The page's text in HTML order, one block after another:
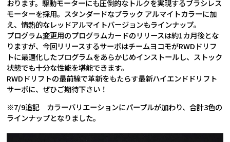
おります。駆動モーターにも圧倒的なトルクを実現するブラシレス
モーターを採用。スタンダードなブラック アルマイトカラーに加
え、情熱的なレッドアルマイトバージョンもラインナップ。
プログラム変更用のプログラムカードのリリースは約1カ月後とな
りますが、今回リリースするサーボはチームヨコモがRWDドリフ
トに最適化したプログラムをあらかじめインストールし、ストック
状態でも十分な性能を堪能できます。
RWDドリフトの最前線で革新をもたらす最新ハイエンドドリフト
サーボに、ぜひご期待下さい！
※7/9追記 カラーバリエーションにパープルが加わり、合計3色の
ラインナップとなりました。